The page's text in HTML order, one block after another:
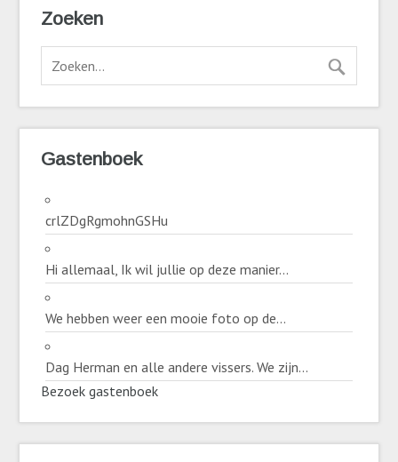
Zoeken
Gastenboek
crlZDgRgmohnGSHu
Hi allemaal, Ik wil jullie op deze manier...
We hebben weer een mooie foto op de...
Dag Herman en alle andere vissers. We zijn...
Bezoek gastenboek